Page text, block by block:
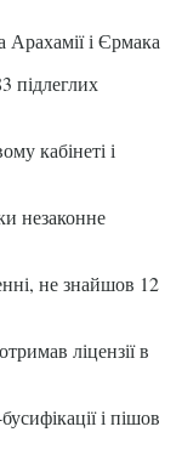
і Єрмака
підлеглих
кабінеті і
незаконне
не знайшов 12
ліцензії в
і пішов